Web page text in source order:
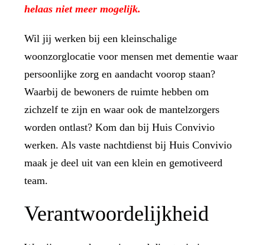
helaas niet meer mogelijk.
Wil jij werken bij een kleinschalige
woonzorglocatie voor mensen met dementie waar
persoonlijke zorg en aandacht voorop staan?
Waarbij de bewoners de ruimte hebben om
zichzelf te zijn en waar ook de mantelzorgers
worden ontlast? Kom dan bij Huis Convivio
werken. Als vaste nachtdienst bij Huis Convivio
maak je deel uit van een klein en gemotiveerd
team.
Verantwoordelijkheid